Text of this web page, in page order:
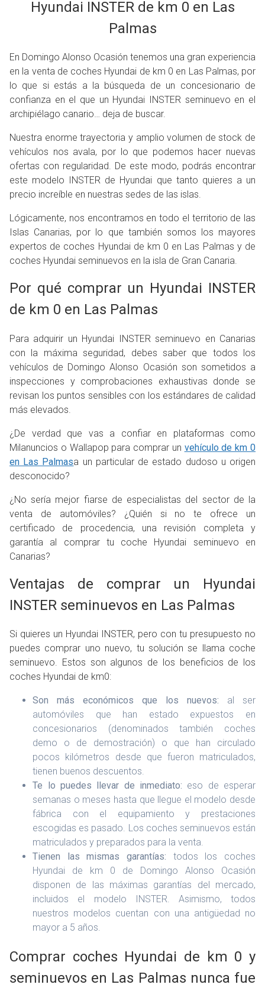
Hyundai INSTER de km 0 en Las
Palmas
En Domingo Alonso Ocasión tenemos una gran experiencia
en la venta de coches Hyundai de km 0 en Las Palmas, por
lo que si estás a la búsqueda de un concesionario de
confianza en el que un Hyundai INSTER seminuevo en el
archipiélago canario… deja de buscar.
Nuestra enorme trayectoria y amplio volumen de stock de
vehículos nos avala, por lo que podemos hacer nuevas
ofertas con regularidad. De este modo, podrás encontrar
este modelo INSTER de Hyundai que tanto quieres a un
precio increíble en nuestras sedes de las islas.
Lógicamente, nos encontramos en todo el territorio de las
Islas Canarias, por lo que también somos los mayores
expertos de coches Hyundai de km 0 en Las Palmas y de
coches Hyundai seminuevos en la isla de Gran Canaria.
Por qué comprar un Hyundai INSTER
de km 0 en Las Palmas
Para adquirir un Hyundai INSTER seminuevo en Canarias
con la máxima seguridad, debes saber que todos los
vehículos de Domingo Alonso Ocasión son sometidos a
inspecciones y comprobaciones exhaustivas donde se
revisan los puntos sensibles con los estándares de calidad
más elevados.
¿De verdad que vas a confiar en plataformas como
Milanuncios o Wallapop para comprar un vehículo de km 0
en Las Palmasa un particular de estado dudoso u origen
desconocido?
¿No sería mejor fiarse de especialistas del sector de la
venta de automóviles? ¿Quién si no te ofrece un
certificado de procedencia, una revisión completa y
garantía al comprar tu coche Hyundai seminuevo en
Canarias?
Ventajas de comprar un Hyundai
INSTER seminuevos en Las Palmas
Si quieres un Hyundai INSTER, pero con tu presupuesto no
puedes comprar uno nuevo, tu solución se llama coche
seminuevo. Estos son algunos de los beneficios de los
coches Hyundai de km0:
Son más económicos que los nuevos: al ser
automóviles que han estado expuestos en
concesionarios (denominados también coches
demo o de demostración) o que han circulado
pocos kilómetros desde que fueron matriculados,
tienen buenos descuentos.
Te lo puedes llevar de inmediato: eso de esperar
semanas o meses hasta que llegue el modelo desde
fábrica con el equipamiento y prestaciones
escogidas es pasado. Los coches seminuevos están
matriculados y preparados para la venta.
Tienen las mismas garantías: todos los coches
Hyundai de km 0 de Domingo Alonso Ocasión
disponen de las máximas garantías del mercado,
incluidos el modelo INSTER. Asimismo, todos
nuestros modelos cuentan con una antigüedad no
mayor a 5 años.
Comprar coches Hyundai de km 0 y
seminuevos en Las Palmas nunca fue